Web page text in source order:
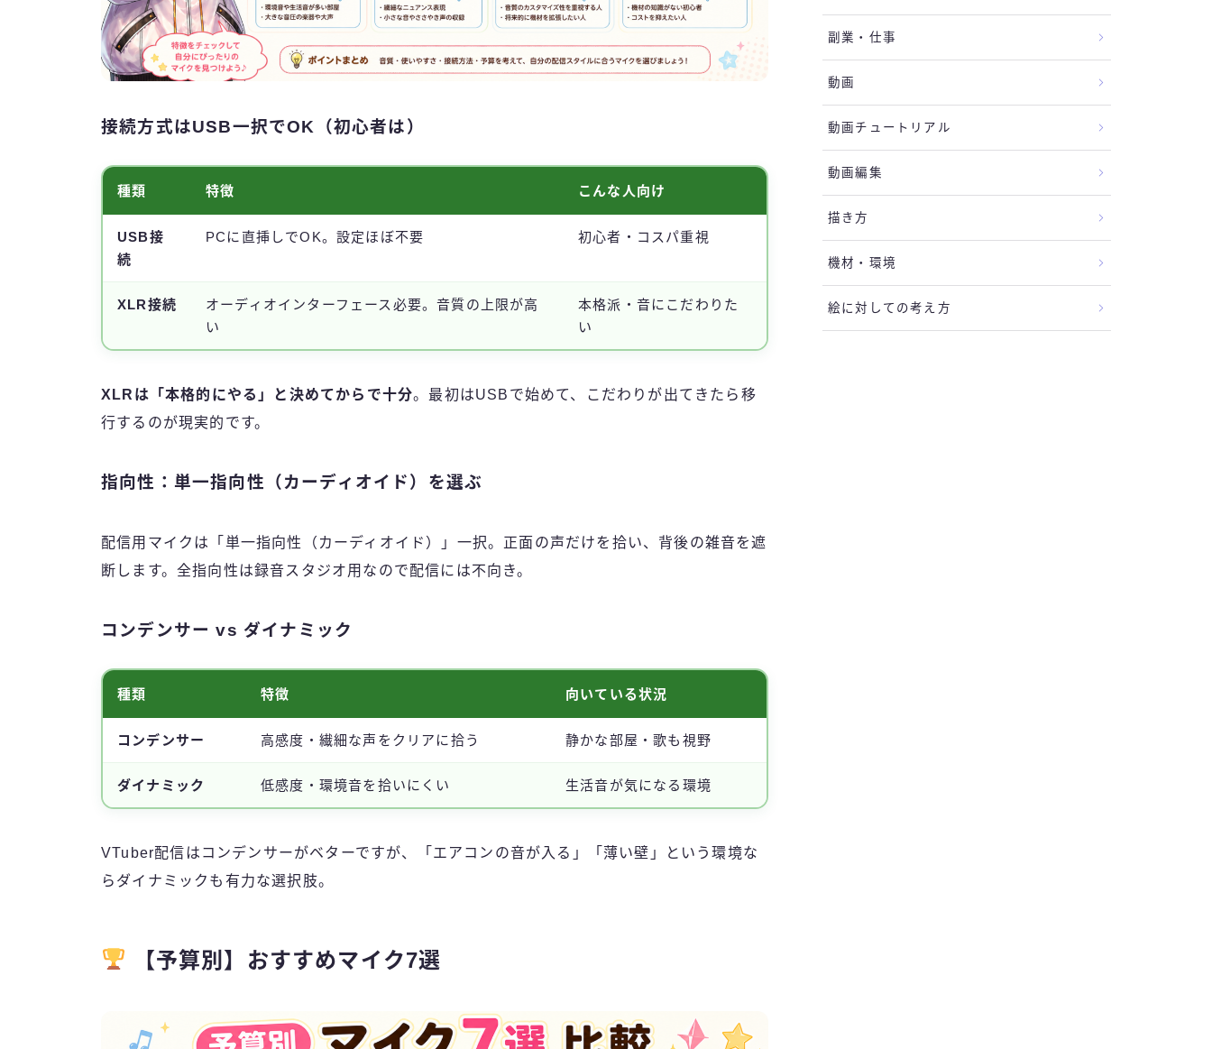
接続方式はUSB一択でOK（初心者は）
種類 特徴 こんな人向け
USB接
続
PCに直挿しでOK。設定ほぼ不要 初心者・コスパ重視
XLR接続
オーディオインターフェース必要。音質の上限が高
い
本格派・音にこだわりた
い
XLRは「本格的にやる」と決めてからで十分。最初はUSBで始めて、こだわりが出てきたら移
行するのが現実的です。
指向性：単一指向性（カーディオイド）を選ぶ
配信用マイクは「単一指向性（カーディオイド）」一択。正面の声だけを拾い、背後の雑音を遮
断します。全指向性は録音スタジオ用なので配信には不向き。
コンデンサー vs ダイナミック
種類 特徴 向いている状況
コンデンサー 高感度・繊細な声をクリアに拾う 静かな部屋・歌も視野
ダイナミック 低感度・環境音を拾いにくい 生活音が気になる環境
VTuber配信はコンデンサーがベターですが、「エアコンの音が入る」「薄い壁」という環境な
らダイナミックも有力な選択肢。
【予算別】おすすめマイク7選
副業・仕事
動画
動画チュートリアル
動画編集
描き方
機材・環境
絵に対しての考え方